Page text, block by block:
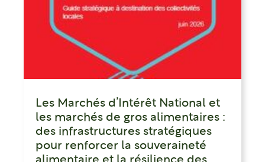
Les Marchés d’Intérêt National et
les marchés de gros alimentaires :
des infrastructures stratégiques
pour renforcer la souveraineté